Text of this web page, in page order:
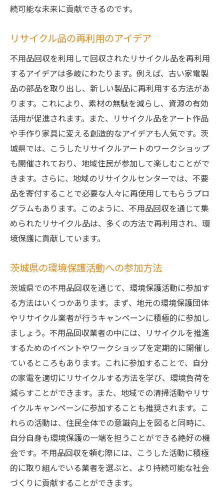
続可能な未来に貢献できるのです。
リサイクル品の再利用のアイデア
不用品回収を利用して回収されたリサイクル品を再利用
するアイデアは多岐にわたります。例えば、古い家電製
品の部品を取り出し、新しい製品に再利用する方法があ
ります。これにより、素材の無駄を減らし、資源の有効
活用が促進されます。また、リサイクル品をアート作品
や手作り家具に変える創造的なアイデアも人気です。茨
城県では、こうしたリサイクルアートのワークショップ
も開催されており、地域住民が参加して楽しむことがで
きます。さらに、地域のリサイクルセンターでは、不要
品を寄付することで必要な人々に再使用してもらうプロ
グラムもあります。このように、不用品回収を通じて集
められたリサイクル品は、多くの方法で再利用され、環
境保護に貢献しています。
茨城県の環境保護活動への参加方法
茨城県での不用品回収を通じて、環境保護活動に参加す
る方法はいくつかあります。まず、地元の環境保護団体
やリサイクル業者が行うキャンペーンに積極的に参加し
ましょう。不用品回収業者の中には、リサイクルを推進
するためのイベントやワークショップを定期的に開催し
ているところもあります。これに参加することで、自分
の家電を適切にリサイクルする方法を学び、環境負荷を
減らすことができます。また、地域での清掃活動やリサ
イクルキャンペーンに参加することも推奨されます。こ
れらの活動は、住民全体での意識向上を図ると同時に、
自分自身も環境保護の一端を担うことができる絶好の機
会です。不用品回収を頼む際には、こうした活動に積極
的に取り組んでいる業者を選ぶと、より持続可能な社会
づくりに貢献することができます。